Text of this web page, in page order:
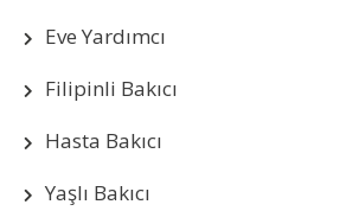
Eve Yardımcı
Filipinli Bakıcı
Hasta Bakıcı
Yaşlı Bakıcı